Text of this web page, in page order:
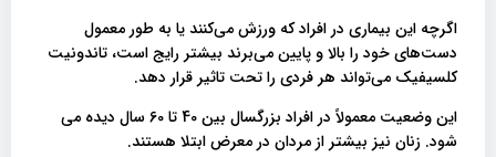
اگرچه این بیماری در افراد که ورزش می‌کنند یا به طور معمول
دست‌های خود را بالا و پایین می‌برند بیشتر رایج است، تاندونیت
کلسیفیک می‌تواند هر فردی را تحت تاثیر قرار دهد.
این وضعیت معمولاً در افراد بزرگسال بین 40 تا 60 سال دیده می
شود. زنان نیز بیشتر از مردان در معرض ابتلا هستند.